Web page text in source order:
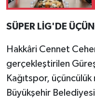
SÜPER LİG'DE
Hakkâri Cennet
gerçekleştirilen
Kağıtspor,
Büyükşehir